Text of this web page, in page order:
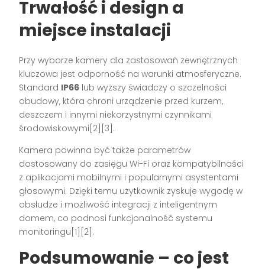
Trwałość i design a
miejsce instalacji
Przy wyborze kamery dla zastosowań zewnętrznych
kluczowa jest odporność na warunki atmosferyczne.
Standard IP66 lub wyższy świadczy o szczelności
obudowy, która chroni urządzenie przed kurzem,
deszczem i innymi niekorzystnymi czynnikami
środowiskowymi[2][3].
Kamera powinna być także parametrów
dostosowany do zasięgu Wi-Fi oraz kompatybilności
z aplikacjami mobilnymi i popularnymi asystentami
głosowymi. Dzięki temu użytkownik zyskuje wygodę w
obsłudze i możliwość integracji z inteligentnym
domem, co podnosi funkcjonalność systemu
monitoringu[1][2].
Podsumowanie – co jest